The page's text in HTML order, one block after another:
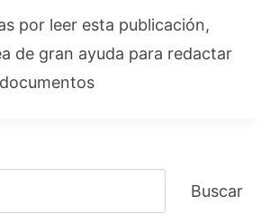
por leer esta publicación,
de gran ayuda para redactar
Buscar